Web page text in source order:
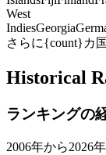
West
IndiesGeorgia
さらに{count}カ
Historical
ランキングの
2006年から2026